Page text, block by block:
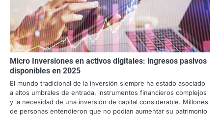
Micro Inversiones en activos digitales: ingresos pasivos
disponibles en 2025
El mundo tradicional de la inversión siempre ha estado asociado
a altos umbrales de entrada, instrumentos financieros complejos
y la necesidad de una inversión de capital considerable. Millones
de personas entendieron que no podían aumentar su patrimonio